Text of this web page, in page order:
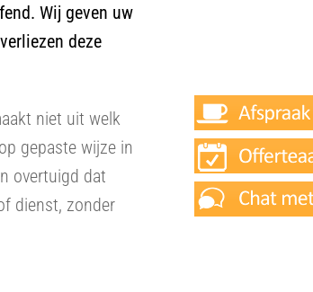
Wij geven uw
deze
niet uit welk
gepaste wijze in
overtuigd dat
dienst, zonder